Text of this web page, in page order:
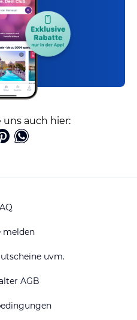
uns auch hier:
melden
uvm.
AGB